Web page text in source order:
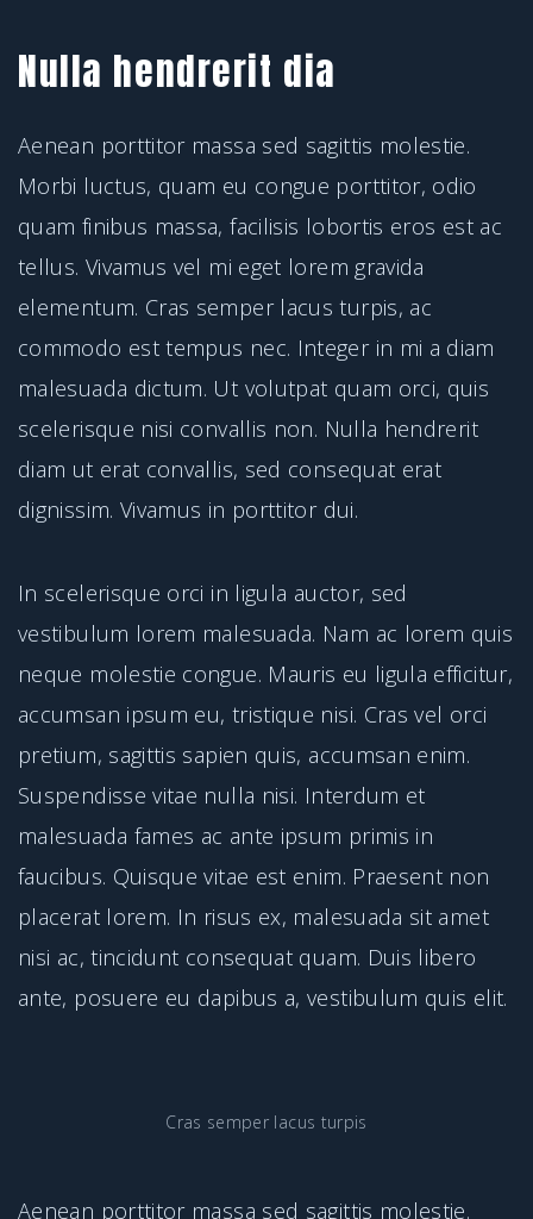
Nulla hendrerit dia
Aenean porttitor massa sed sagittis molestie.
Morbi luctus, quam eu congue porttitor, odio
quam finibus massa, facilisis lobortis eros est ac
tellus. Vivamus vel mi eget lorem gravida
elementum. Cras semper lacus turpis, ac
commodo est tempus nec. Integer in mi a diam
malesuada dictum. Ut volutpat quam orci, quis
scelerisque nisi convallis non. Nulla hendrerit
diam ut erat convallis, sed consequat erat
dignissim. Vivamus in porttitor dui.
In scelerisque orci in ligula auctor, sed
vestibulum lorem malesuada. Nam ac lorem quis
neque molestie congue. Mauris eu ligula efficitur,
accumsan ipsum eu, tristique nisi. Cras vel orci
pretium, sagittis sapien quis, accumsan enim.
Suspendisse vitae nulla nisi. Interdum et
malesuada fames ac ante ipsum primis in
faucibus. Quisque vitae est enim. Praesent non
placerat lorem. In risus ex, malesuada sit amet
nisi ac, tincidunt consequat quam. Duis libero
ante, posuere eu dapibus a, vestibulum quis elit.
Cras semper lacus turpis
Aenean porttitor massa sed sagittis molestie.